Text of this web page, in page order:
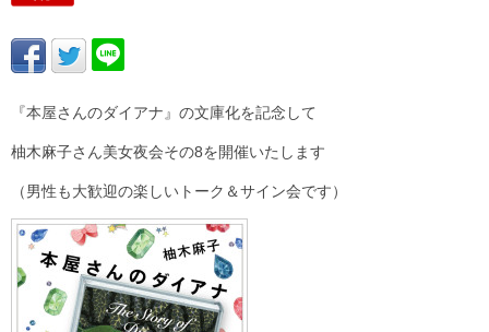
『本屋さんのダイアナ』の文庫化を記念して
柚木麻子さん美女夜会その8を開催いたします
（男性も大歓迎の楽しいトーク＆サイン会です）